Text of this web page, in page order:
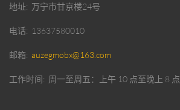
地址 万宁市甘京楼24号
电话 13637580010
邮箱 auzegmobx@163.com
工作时间 周一至周五：上午 10 点至晚上 8 点